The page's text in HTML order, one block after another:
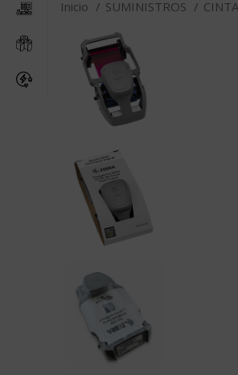
Inicio SUMINISTROS